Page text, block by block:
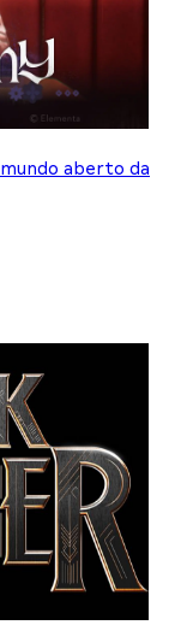
mundo aberto da